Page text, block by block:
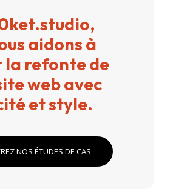
aidons à
la refonte de
web avec
et style.
NOS ÉTUDES DE CAS